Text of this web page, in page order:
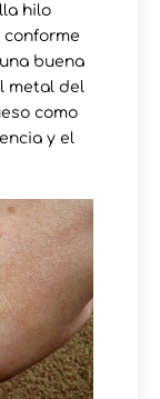
hilo
conforme
buena
metal del
como
y el